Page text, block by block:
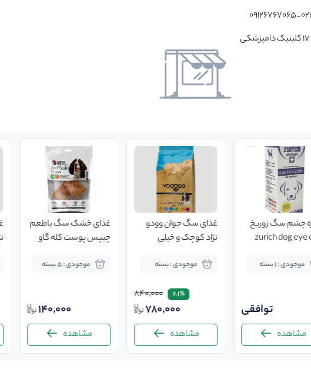
تهران، رباط كريم، بلوار آزادگان، نبش بوستان 17 کلینیک دامپزشکی
چشم سگ زوریخ
zurich dog eye
موجودی : 1 بسته
توافقی
مشاهده
غذای سگ جوان وودو
نژاد کوچک و خیلی
موجودی : بسته
7.1%
840,000
780,000
مشاهده
غذای خشک سگ باطعم
چیپس پوست کله گاو
موجودی : 5 بسته
140,000
مشاهده